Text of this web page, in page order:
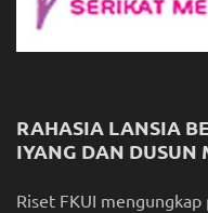
RAHASIA LANSIA
IYANG DAN DUSUN
Riset FKUI